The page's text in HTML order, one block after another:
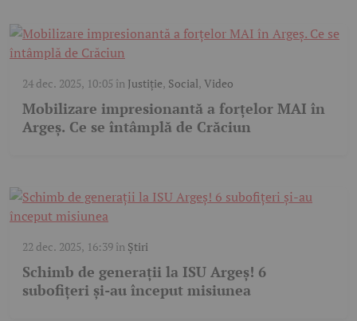
24 dec. 2025, 10:05 în Justiție, Social, Video
Mobilizare impresionantă a forțelor MAI în
Argeș. Ce se întâmplă de Crăciun
22 dec. 2025, 16:39 în Știri
Schimb de generații la ISU Argeș! 6
subofițeri și-au început misiunea